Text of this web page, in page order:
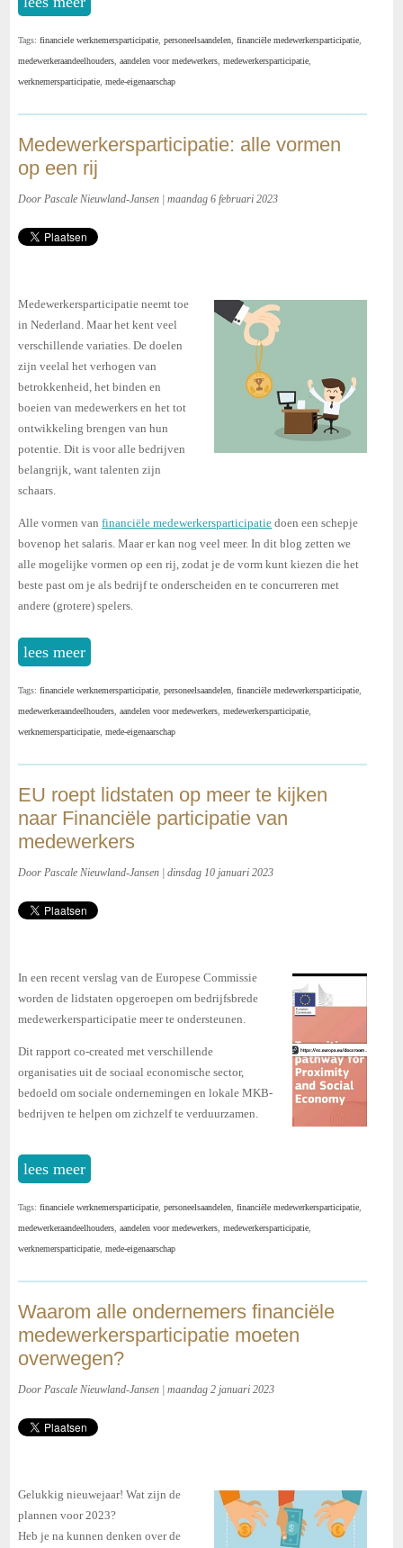
Tags:financiele werknemersparticipatie ,personeelsaandelen ,financiële medewerkersparticipatie
medewerkeraandeelhouders ,aandelen voor medewerkers ,medewerkersparticipatie
werknemersparticipatie ,mede-eigenaarschap
Medewerkersparticipatie: alle vormen
op een rij
Door Pascale Nieuwland-Jansen | maandag 6 februari 2023
Medewerkersparticipatie neemt toe
in Nederland. Maar het kent veel
verschillende variaties. De doelen
zijn veelal het verhogen van
betrokkenheid, het binden en
boeien van medewerkers en het tot
ontwikkeling brengen van hun
potentie. Dit is voor alle bedrijven
belangrijk, want talenten zijn
schaars.
Alle vormen vanfinanciële medewerkersparticipatie doen een schepje
bovenop het salaris. Maar er kan nog veel meer. In dit blog zetten we
alle mogelijke vormen op een rij, zodat je de vorm kunt kiezen die het
beste past om je als bedrijf te onderscheiden en te concurreren met
andere (grotere) spelers.
lees meer
Tags:financiele werknemersparticipatie ,personeelsaandelen ,financiële medewerkersparticipatie
medewerkeraandeelhouders ,aandelen voor medewerkers ,medewerkersparticipatie
werknemersparticipatie ,mede-eigenaarschap
EU roept lidstaten op meer te kijken
naar Financiële participatie van
medewerkers
Door Pascale Nieuwland-Jansen | dinsdag 10 januari 2023
In een recent verslag van de Europese Commissie
worden de lidstaten opgeroepen om bedrijfsbrede
medewerkersparticipatie meer te ondersteunen.
Dit rapport co-created met verschillende
organisaties uit de sociaal economische sector,
bedoeld om sociale ondernemingen en lokale MKB-
bedrijven te helpen om zichzelf te verduurzamen.
lees meer
Tags:financiele werknemersparticipatie ,personeelsaandelen ,financiële medewerkersparticipatie
medewerkeraandeelhouders ,aandelen voor medewerkers ,medewerkersparticipatie
werknemersparticipatie ,mede-eigenaarschap
Waarom alle ondernemers financiële
medewerkersparticipatie moeten
overwegen?
Door Pascale Nieuwland-Jansen | maandag 2 januari 2023
Gelukkig nieuwejaar! Wat zijn de
plannen voor 2023?
Heb je na kunnen denken over de